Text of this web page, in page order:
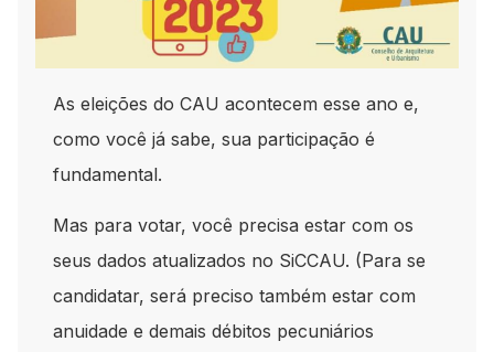
As eleições do CAU acontecem esse ano e,
como você já sabe, sua participação é
fundamental.
Mas para votar, você precisa estar com os
seus dados atualizados no SiCCAU. (Para se
candidatar, será preciso também estar com
anuidade e demais débitos pecuniários